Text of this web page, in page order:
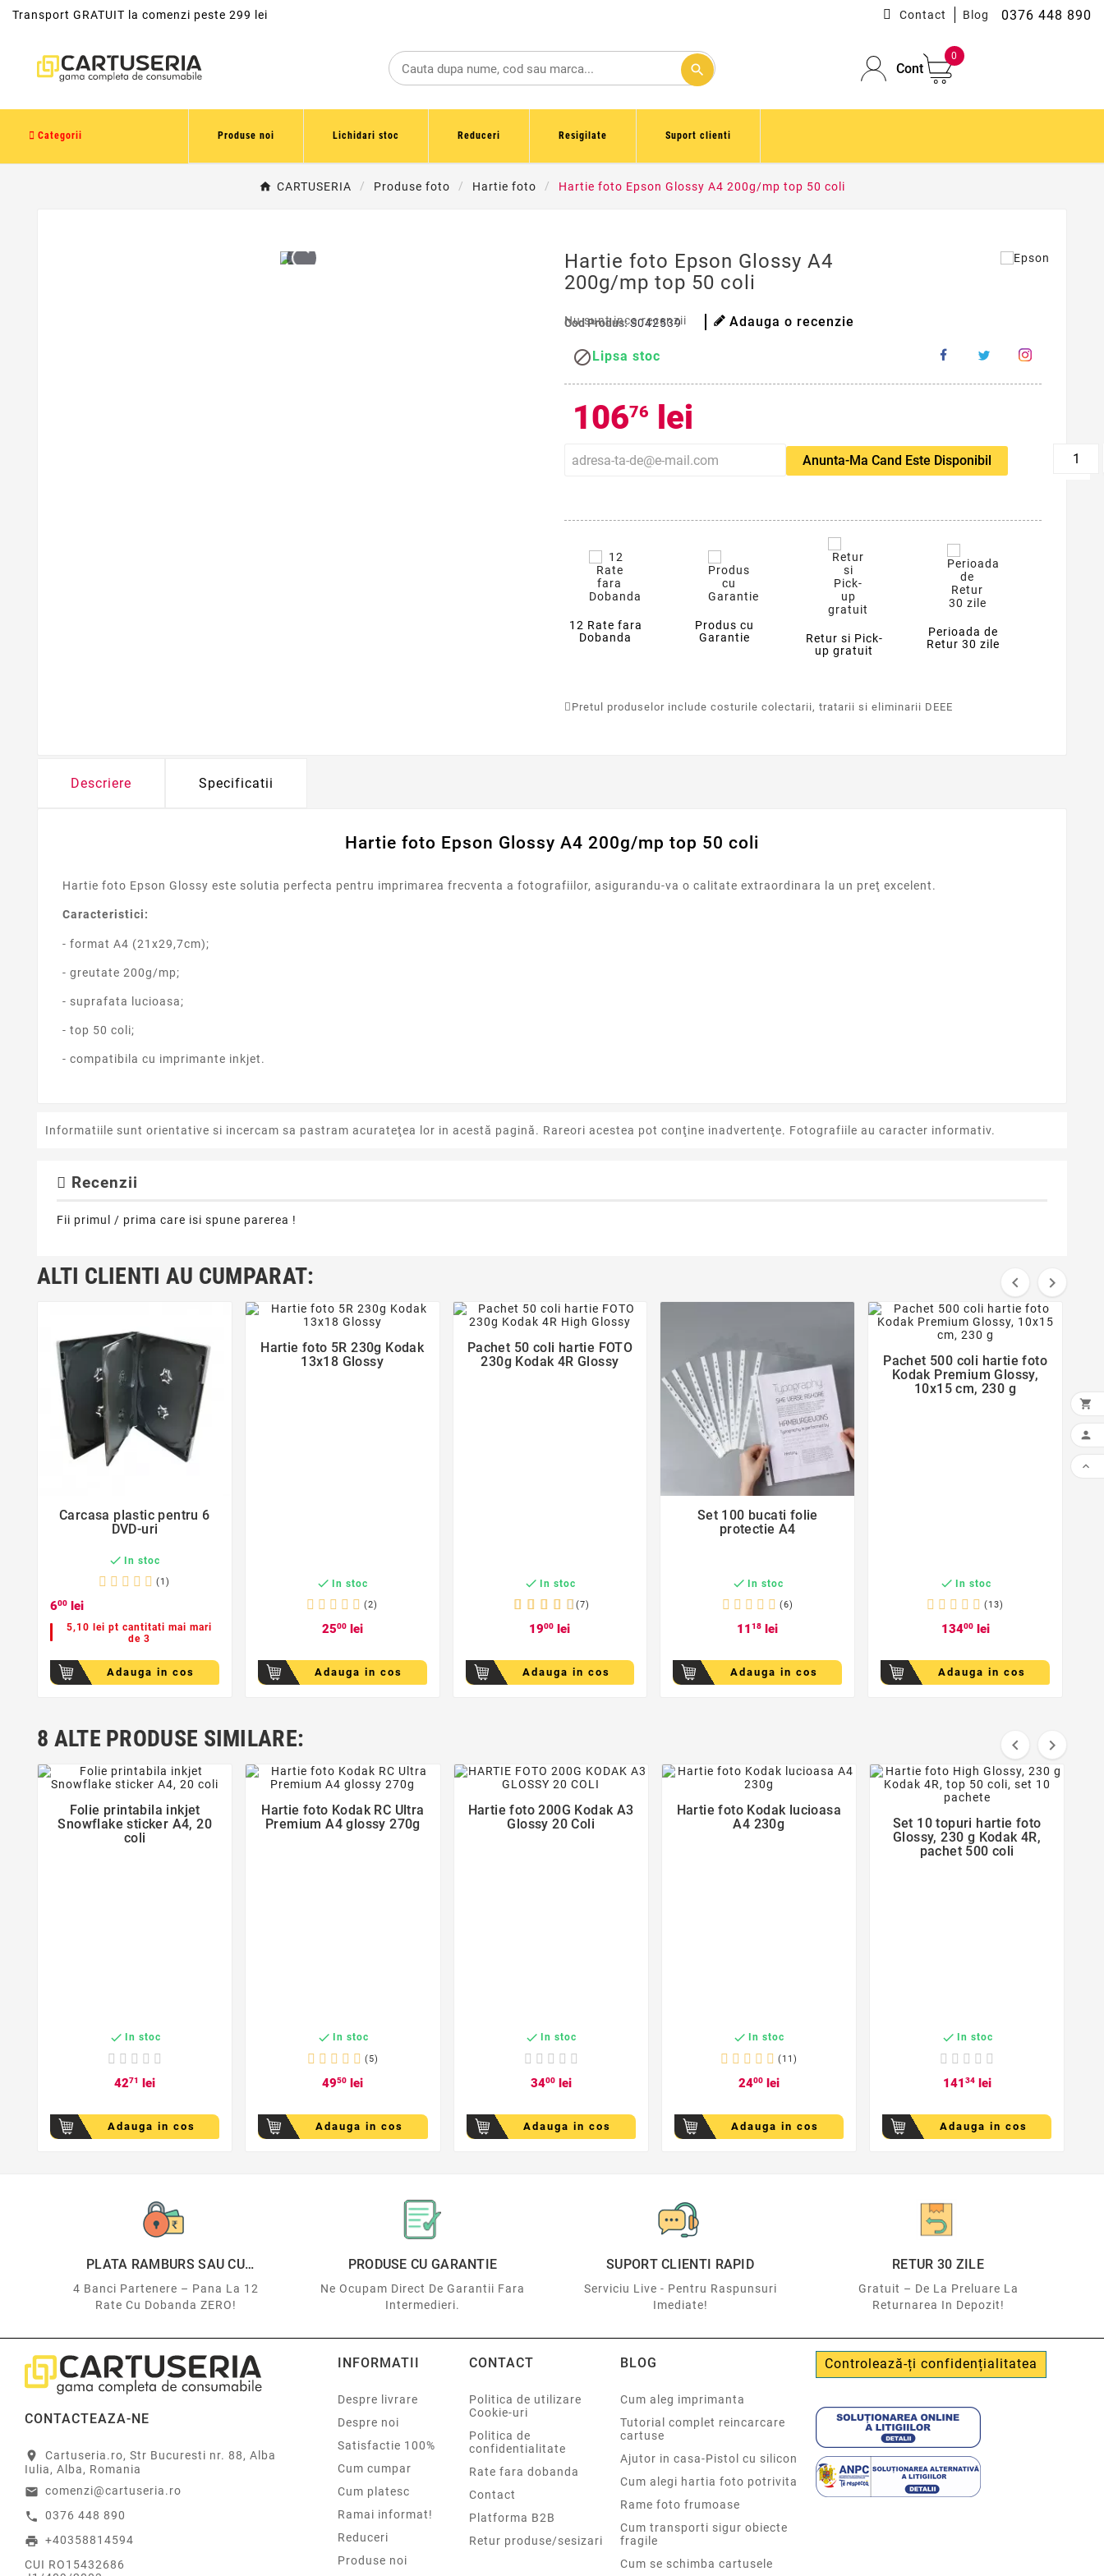
0376 448 890
Transport GRATUIT la comenzi peste 299 lei Contact Blog
search Cont
0
Categorii Produse noi Lichidari stoc Reduceri Resigilate Suport clienti
CARTUSERIA Produse foto Hartie foto Hartie foto Epson Glossy A4 200g/mp top 50 coli
Hartie foto Epson Glossy A4
200g/mp top 50 coli
Cod Produs:S042539
Nu sunt inca recenzii Adauga o recenzie
 Lipsa stoc
10676 lei
Anunta-Ma Cand Este Disponibil favorite_border
12 Rate fara
Dobanda
Produs cu
Garantie
Retur si Pick-
up gratuit
Perioada de
Retur 30 zile
Pretul produselor include costurile colectarii, tratarii si eliminarii DEEE
Descriere Specificatii
Hartie foto Epson Glossy A4 200g/mp top 50 coli
Hartie foto Epson Glossy este solutia perfecta pentru imprimarea frecventa a fotografiilor, asigurandu-va o calitate extraordinara la un preţ excelent.
Caracteristici:
- format A4 (21x29,7cm);
- greutate 200g/mp;
- suprafata lucioasa;
- top 50 coli;
- compatibila cu imprimante inkjet.
Informatiile sunt orientative si incercam sa pastram acurateţea lor in acestă pagină. Rareori acestea pot conţine inadvertenţe. Fotografiile au caracter informativ.
Recenzii
Fii primul / prima care isi spune parerea !
ALTI CLIENTI AU CUMPARAT:  

Carcasa plastic pentru 6
DVD-uri
 In stoc
(1)
600 lei
5,10 lei pt cantitati mai mari
de 3
Adauga in cos

favorite_border
Hartie foto 5R 230g Kodak
13x18 Glossy
 In stoc
(2)
2500lei
Adauga in cos

favorite_border
Pachet 50 coli hartie FOTO
230g Kodak 4R Glossy
 In stoc
(7)
1900 lei
Adauga in cos

favorite_border
Set 100 bucati folie
protectie A4
 In stoc
(6)
1118 lei
Adauga in cos

favorite_border
Pachet 500 coli hartie foto
Kodak Premium Glossy,
10x15 cm, 230 g
 In stoc
(13)
13400lei
Adauga in cos
8 ALTE PRODUSE SIMILARE:  

favorite_border
Folie printabila inkjet
Snowflake sticker A4, 20
coli
 In stoc
4271 lei
Adauga in cos

favorite_border
Hartie foto Kodak RC Ultra
Premium A4 glossy 270g
 In stoc
(5)
4950 lei
Adauga in cos

favorite_border
Hartie foto 200G Kodak A3
Glossy 20 Coli
 In stoc
3400lei
Adauga in cos

favorite_border
Hartie foto Kodak lucioasa
A4 230g
 In stoc
(11)
2400lei
Adauga in cos

favorite_border
Set 10 topuri hartie foto
Glossy, 230 g Kodak 4R,
pachet 500 coli
 In stoc
14134lei
Adauga in cos
PLATA RAMBURS SAU CU
4 Banci Partenere – Pana La 12
Rate Cu Dobanda ZERO!
PRODUSE CU GARANTIE
Ne Ocupam Direct De Garantii Fara
Intermedieri.
SUPORT CLIENTI RAPID
Serviciu Live - Pentru Raspunsuri
Imediate!
RETUR 30 ZILE
Gratuit – De La Preluare La
Returnarea In Depozit!
CONTACTEAZA-NE
location_on
Cartuseria.ro, Str Bucuresti nr. 88, Alba
Iulia, Alba, Romania
email comenzi@cartuseria.ro
call 0376 448 890
print +40358814594
CUI RO15432686
INFORMATII
Despre livrare
Despre noi
Satisfactie 100%
Cum cumpar
Cum platesc
Ramai informat!
Reduceri
Produse noi
CONTACT
Politica de utilizare
Cookie-uri
Politica de
confidentialitate
Rate fara dobanda
Contact
Platforma B2B
Retur produse/sesizari
BLOG
Cum aleg imprimanta
Tutorial complet reincarcare
cartuse
Ajutor in casa-Pistol cu silicon
Cum alegi hartia foto potrivita
Rame foto frumoase
Cum transporti sigur obiecte
fragile
Cum se schimba cartusele
Controlează-ți confidențialitatea


